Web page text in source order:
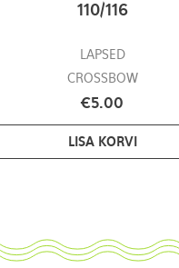
110/116
LAPSED
CROSSBOW
€5.00
LISA KORVI